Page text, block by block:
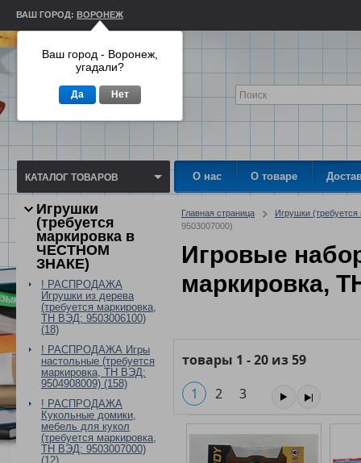
ВАШ ГОРОД: ВОРОНЕЖ
КАТАЛОГ ТОВАРОВ О нас О товаре
Игрушки
(требуется
маркировка в
ЧЕСТНОМ
ЗНАКЕ)
! РАСПРОДАЖА
Игрушки из дерева
(требуется маркировка,
ТН ВЭД: 9503006100)
(18)
! РАСПРОДАЖА Игры
настольные (требуется
маркировка, ТН ВЭД:
9504908009) (158)
! РАСПРОДАЖА
Кукольные домики,
мебель для кукол
(требуется маркировка,
ТН ВЭД: 9503007000)
(12)
Главная страница
Игрушки
9503007000)
Игровые
маркировка,
товары 1 -20 из59
1
2 3
Ваш город - Воронеж,
угадали?
Да Нет